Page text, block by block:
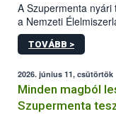
A Szupermenta
a Nemzeti
szakemberei.
élelmiszerbiztonsági
vizsgálaton az is
legkedveltebbnek
TOVÁBB >
2026. június 11, csütörtök
Minden magból
Szupermenta